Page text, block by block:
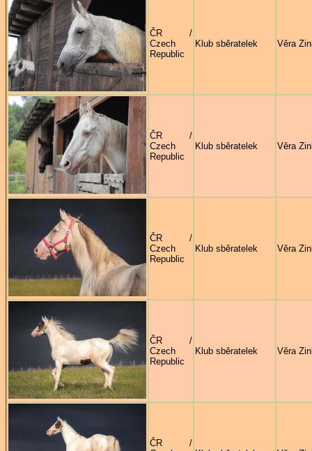
ČR /
Czech
Republic
Klub sběratelek Věra
ČR /
Czech
Republic
Klub sběratelek Věra
ČR /
Czech
Republic
Klub sběratelek Věra
ČR /
Czech
Republic
Klub sběratelek Věra
ČR /